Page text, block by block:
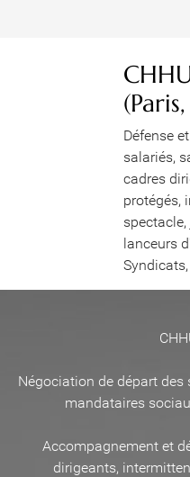
Défense
salariés,
cadres
protégés,
lanceurs
Syndicats,
Négociation de départ des
mandataires
Accompagnement et
dirigeants,